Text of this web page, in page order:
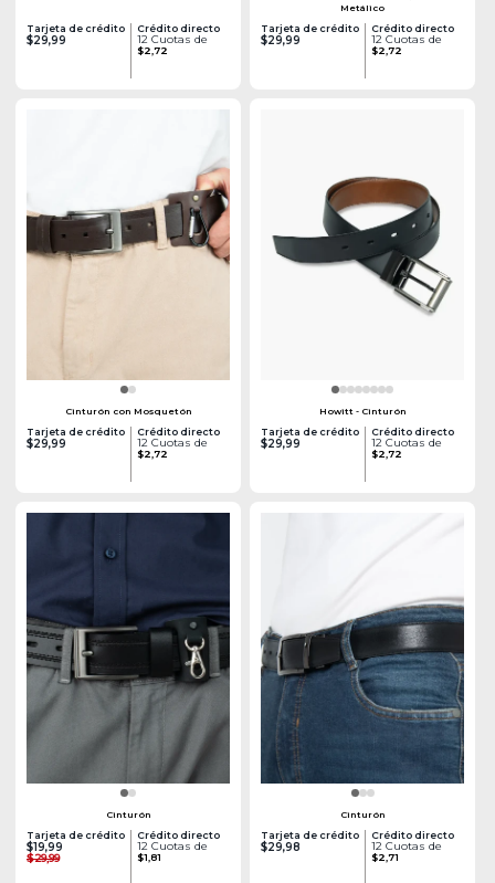
Tarjeta de crédito
$29,99
Crédito directo
12 Cuotas de
$2,72
Metálico
Tarjeta de crédito
$29,99
Crédito directo
12 Cuotas de
$2,72
Cinturón con Mosquetón
Tarjeta de crédito
$29,99
Crédito directo
12 Cuotas de
$2,72
Howitt - Cinturón
Tarjeta de crédito
$29,99
Crédito directo
12 Cuotas de
$2,72
Cinturón
Tarjeta de crédito
$19,99
$29,99
Crédito directo
12 Cuotas de
$1,81
Cinturón
Tarjeta de crédito
$29,98
Crédito directo
12 Cuotas de
$2,71